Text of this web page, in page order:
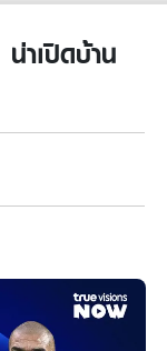
น่าเปิดบ้าน